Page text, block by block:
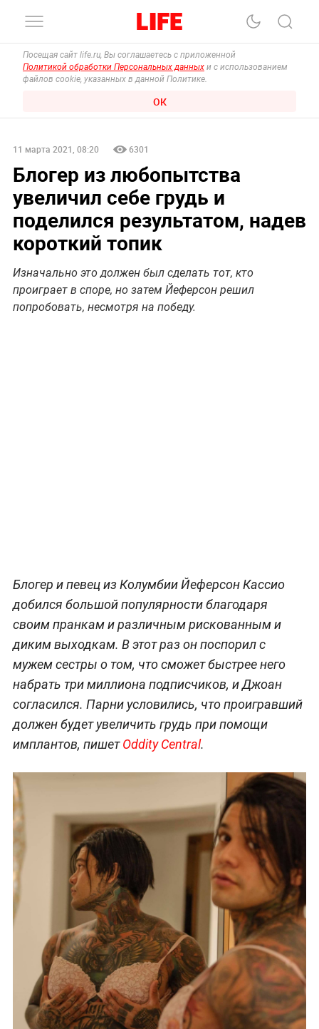
Посещая сайт life.ru, Вы соглашаетесь с приложенной
Политикой обработки Персональных данных и с использованием
файлов cookie, указанных в данной Политике.
ОК
11 марта 2021, 08:20 6301
Блогер из любопытства
увеличил себе грудь и
поделился результатом, надев
короткий топик
Изначально это должен был сделать тот, кто
проиграет в споре, но затем Йеферсон решил
попробовать, несмотря на победу.
Блогер и певец из Колумбии Йеферсон Кассио
добился большой популярности благодаря
своим пранкам и различным рискованным и
диким выходкам. В этот раз он поспорил с
мужем сестры о том, что сможет быстрее него
набрать три миллиона подписчиков, и Джоан
согласился. Парни условились, что проигравший
должен будет увеличить грудь при помощи
имплантов, пишетOddity Central.